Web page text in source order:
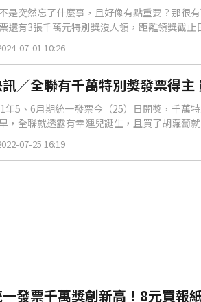
是突然忘了什麼事，且好像有點重要？那很
還有3張千萬元特別獎沒人領，距離領獎截止
07-01 10:26
／全聯有千萬特別獎發票得
年5、6月期統一發票今（25）日開獎，千萬
，全聯就透露有幸運兒誕生，且買了胡蘿蔔
07-25 16:19
發票千萬獎創新高！8元買報